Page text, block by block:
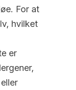
For at
hvilket
er